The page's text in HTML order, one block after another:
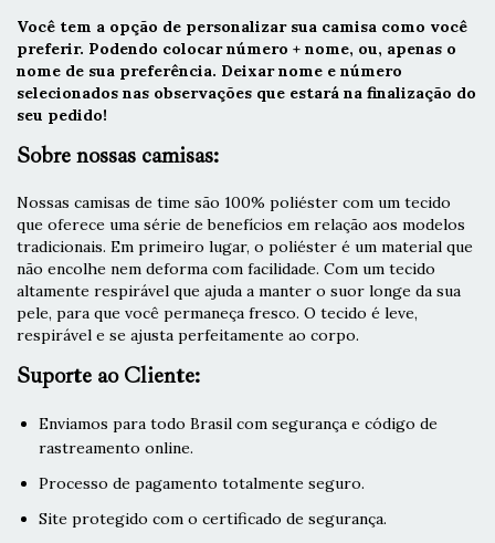
Você tem a opção de personalizar sua camisa como você
preferir. Podendo colocar número + nome, ou, apenas o
nome de sua preferência. Deixar nome e número
selecionados nas observações que estará na finalização do
seu pedido!
Sobre nossas camisas:
Nossas camisas de time são 100% poliéster com um tecido
que oferece uma série de benefícios em relação aos modelos
tradicionais. Em primeiro lugar, o poliéster é um material que
não encolhe nem deforma com facilidade. Com um tecido
altamente respirável que ajuda a manter o suor longe da sua
pele, para que você permaneça fresco. O tecido é leve,
respirável e se ajusta perfeitamente ao corpo.
Suporte ao Cliente:
Enviamos para todo Brasil com segurança e código de
rastreamento online.
Processo de pagamento totalmente seguro.
Site protegido com o certificado de segurança.